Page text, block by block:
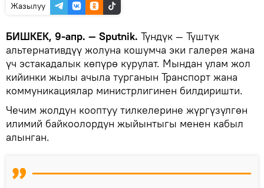
Жазылуу
БИШКЕК, 9-апр. — Sputnik. Түндүк — Түштүк
альтернативдүү жолуна кошумча эки галерея жана
үч эстакадалык көпүрө курулат. Мындан улам жол
кийинки жылы ачыла турганын Транспорт жана
коммуникациялар министрлигинен билдиришти.
Чечим жолдун кооптуу тилкелерине жүргүзүлгөн
илимий байкоолордун жыйынтыгы менен кабыл
алынган.